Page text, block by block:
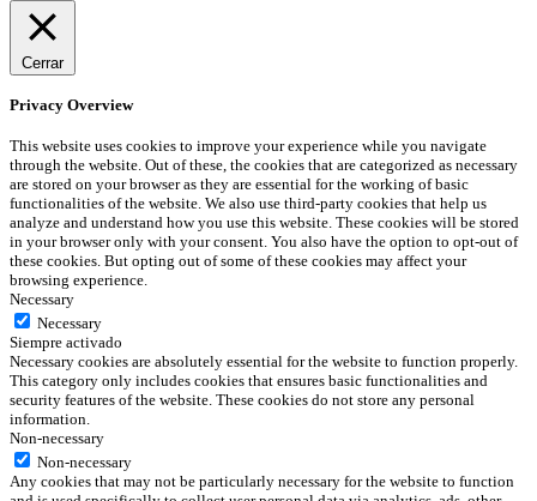
Cerrar
Privacy Overview
This website uses cookies to improve your experience while you navigate
through the website. Out of these, the cookies that are categorized as necessary
are stored on your browser as they are essential for the working of basic
functionalities of the website. We also use third-party cookies that help us
analyze and understand how you use this website. These cookies will be stored
in your browser only with your consent. You also have the option to opt-out of
these cookies. But opting out of some of these cookies may affect your
browsing experience.
Necessary
Necessary
Siempre activado
Necessary cookies are absolutely essential for the website to function properly.
This category only includes cookies that ensures basic functionalities and
security features of the website. These cookies do not store any personal
information.
Non-necessary
Non-necessary
Any cookies that may not be particularly necessary for the website to function